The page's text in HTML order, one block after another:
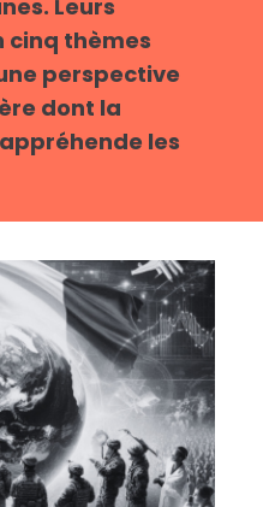
Leurs
cinq thèmes
perspective
dont la
les